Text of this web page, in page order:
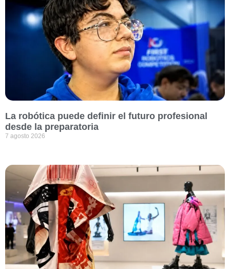
La robótica puede definir el futuro profesional
desde la preparatoria
7 agosto 2026